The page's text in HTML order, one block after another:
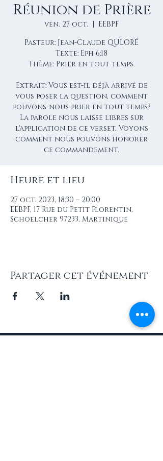
Réunion de Prière
ven. 27 oct.
  |
EEBPF
Pasteur: Jean-Claude QULORÉ
Texte: Eph 6:18
Thème: Prier en tout temps.
Extrait: Vous est-il déjà arrivé de
vous poser la question, comment
pouvons-nous prier en tout temps?
La parole nous laisse libres sur
l'application de ce verset. Voyons
comment nous pouvons honorer
Heure et lieu
27 oct. 2023, 18:30 – 20:00
EEBPF, 17 Rue du Petit Florentin,
Schoelcher 97233, Martinique
Partager cet événement